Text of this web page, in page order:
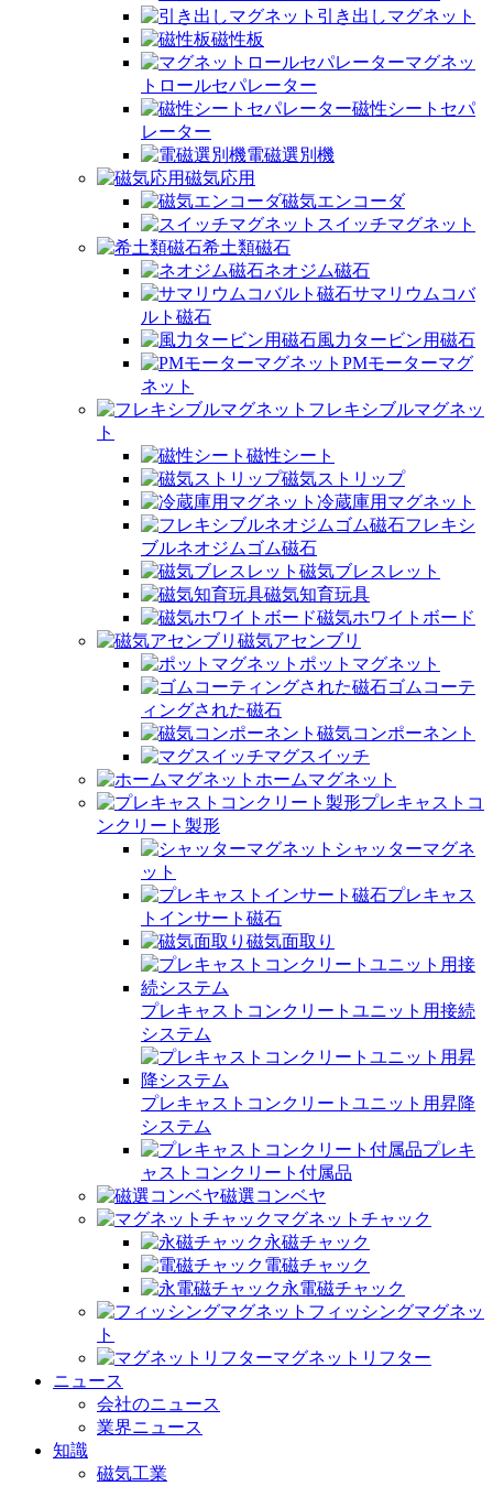
引き出しマグネット
磁性板
マグネッ
トロールセパレーター
磁性シートセパ
レーター
電磁選別機
磁気応用
磁気エンコーダ
スイッチマグネット
希土類磁石
ネオジム磁石
サマリウムコバ
ルト磁石
風力タービン用磁石
PMモーターマグ
ネット
フレキシブルマグネッ
ト
磁性シート
磁気ストリップ
冷蔵庫用マグネット
フレキシ
ブルネオジムゴム磁石
磁気ブレスレット
磁気知育玩具
磁気ホワイトボード
磁気アセンブリ
ポットマグネット
ゴムコーテ
ィングされた磁石
磁気コンポーネント
マグスイッチ
ホームマグネット
プレキャストコ
ンクリート製形
シャッターマグネ
ット
プレキャス
トインサート磁石
磁気面取り
プレキャストコンクリートユニット用接続
システム
プレキャストコンクリートユニット用昇降
システム
プレキ
ャストコンクリート付属品
磁選コンベヤ
マグネットチャック
永磁チャック
電磁チャック
永電磁チャック
フィッシングマグネッ
ト
マグネットリフター
ニュース
会社のニュース
業界ニュース
知識
磁気工業